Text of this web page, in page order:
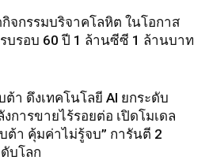
กิจกรรมบริจาคโลหิต ในโอกาส
รบรอบ 60 ปี 1 ล้านซีซี 1 ล้านบาท
ต้า ดึงเทคโนโลยี AI ยกระดับ
การขายไร้รอยต่อ เปิดโมเดล
บต้า คุ้มค่าไม่รู้จบ” การันตี 2
บโลก